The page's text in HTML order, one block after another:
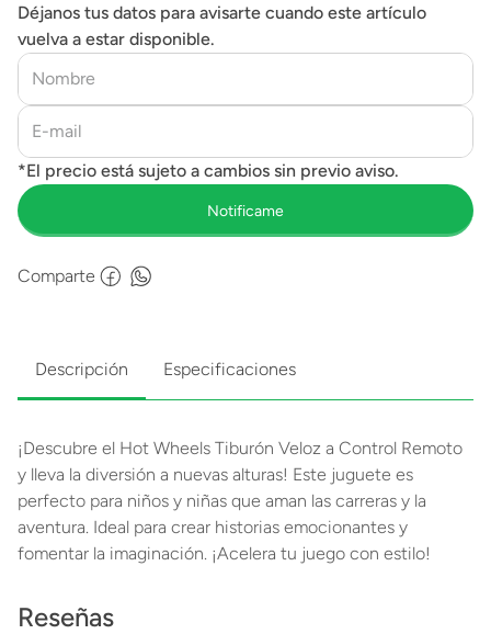
Déjanos tus datos para avisarte cuando este artículo
vuelva a estar disponible.
Comparte
Descripción Especificaciones
¡Descubre el Hot Wheels Tiburón Veloz a Control Remoto
y lleva la diversión a nuevas alturas! Este juguete es
perfecto para niños y niñas que aman las carreras y la
aventura. Ideal para crear historias emocionantes y
fomentar la imaginación. ¡Acelera tu juego con estilo!
Reseñas